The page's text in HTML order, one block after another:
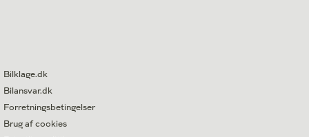
Bilklage.dk
Bilansvar.dk
Forretningsbetingelser
Brug af cookies